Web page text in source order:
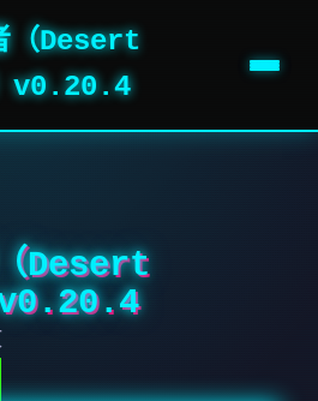
（Desert
v0.20.4
Desert